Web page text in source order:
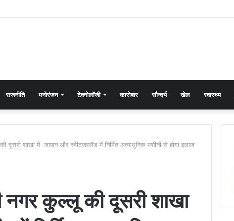
राजनीति मनोरंजन टेक्नोलॉजी कारोबार सौन्दर्य खेल स्वास्थ्य
दूसरी शाखा में जापान और स्वीटजरलैंड में निर्मित अत्याधुनिक मशीनों से होगा इलाज
नगर कुल्लू की दूसरी शाखा